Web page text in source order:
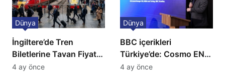
İngiltere’de Tren
Biletlerine Tavan Fiyat:
Ulaşımda Yeni
Dünya
4 ay önce
BBC içerikleri
Türkiye’de: Cosmo EN
ve BBC Player yayında
Dünya
4 ay önce